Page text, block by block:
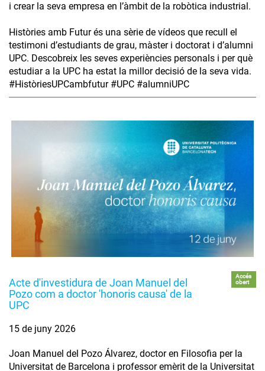
i crear la seva empresa en l’àmbit de la robòtica industrial.
Històries amb Futur és una sèrie de vídeos que recull el
testimoni d’estudiants de grau, màster i doctorat i d’alumni
UPC. Descobreix les seves experiències personals i per què
estudiar a la UPC ha estat la millor decisió de la seva vida.
#HistòriesUPCambfutur #UPC #alumniUPC
Acte d'investidura de Joan Manuel del
Pozo com a doctor 'honoris causa' de la
UPC
Accés
obert
15 de juny 2026
Joan Manuel del Pozo Álvarez, doctor en Filosofia per la
Universitat de Barcelona i professor emèrit de la Universitat